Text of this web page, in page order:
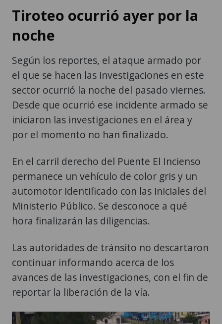
Tiroteo ocurrió ayer por la
noche
Según los reportes, el ataque armado por
el que se hacen las investigaciones en este
sector ocurrió la noche del pasado viernes.
Desde que ocurrió ese incidente armado se
iniciaron las investigaciones en el área y
por el momento no han finalizado.
En el carril derecho del Puente El Incienso
permanece un vehículo de color gris y un
automotor identificado con las iniciales del
Ministerio Público. Se desconoce a qué
hora finalizarán las diligencias.
Las autoridades de tránsito no descartaron
continuar informando acerca de los
avances de las investigaciones, con el fin de
reportar la liberación de la vía.